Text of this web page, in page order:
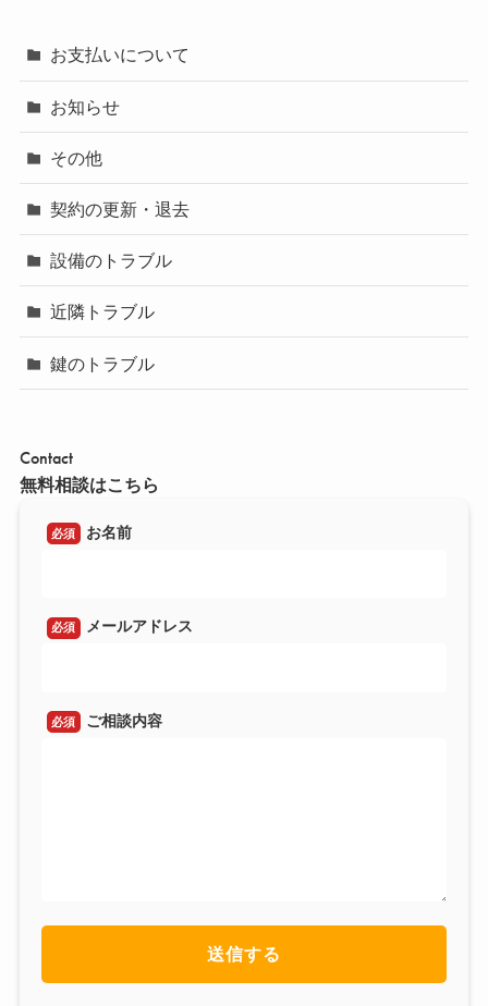
お支払いについて
お知らせ
その他
契約の更新・退去
設備のトラブル
近隣トラブル
鍵のトラブル
Contact
無料相談はこちら
必須 お名前
必須 メールアドレス
必須 ご相談内容